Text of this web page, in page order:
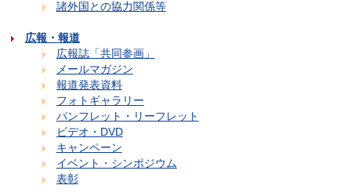
諸外国との協力関係等
広報・報道
広報誌「共同参画」
メールマガジン
報道発表資料
フォトギャラリー
パンフレット・リーフレット
ビデオ・DVD
キャンペーン
イベント・シンポジウム
表彰